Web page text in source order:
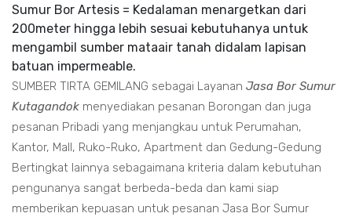
Sumur Bor Artesis = Kedalaman menargetkan dari
200meter hingga lebih sesuai kebutuhanya untuk
mengambil sumber mataair tanah didalam lapisan
batuan impermeable.
SUMBER TIRTA GEMILANG sebagai Layanan Jasa Bor Sumur
Kutagandok menyediakan pesanan Borongan dan juga
pesanan Pribadi yang menjangkau untuk Perumahan,
Kantor, Mall, Ruko-Ruko, Apartment dan Gedung-Gedung
Bertingkat lainnya sebagaimana kriteria dalam kebutuhan
pengunanya sangat berbeda-beda dan kami siap
memberikan kepuasan untuk pesanan Jasa Bor Sumur